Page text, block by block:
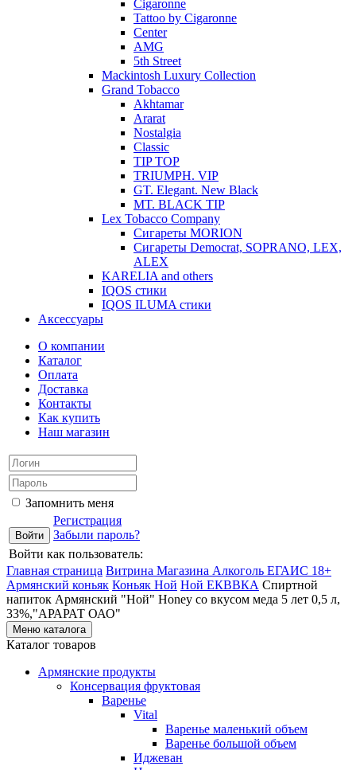
Сigaronne
Tattoo by Cigaronne
Center
AMG
5th Street
Mackintosh Luxury Collection
Grand Tobacco
Akhtamar
Ararat
Nostalgia
Classic
TIP TOP
TRIUMPH. VIP
GT. Elegant. New Black
MT. BLACK TIP
Lex Tobacco Company
Сигареты MORION
Сигареты Democrat, SOPRANO, LEX,
ALEX
KARELIA and others
IQOS стики
IQOS ILUMA стики
Аксессуары
О компании
Каталог
Оплата
Доставка
Контакты
Как купить
Наш магазин
Запомнить меня
Регистрация
Забыли пароль?
Войти как пользователь:
Главная страница Витрина Магазина Алкоголь ЕГАИС 18+
Армянский коньяк Коньяк Ной Ной ЕКВВКА Спиртной
напиток Армянский "Ной" Honey со вкусом меда 5 лет 0,5 л,
33%,"АРАРАТ ОАО"
Меню каталога
Каталог товаров
Армянские продукты
Консервация фруктовая
Варенье
Vital
Варенье маленький объем
Варенье большой объем
Иджеван